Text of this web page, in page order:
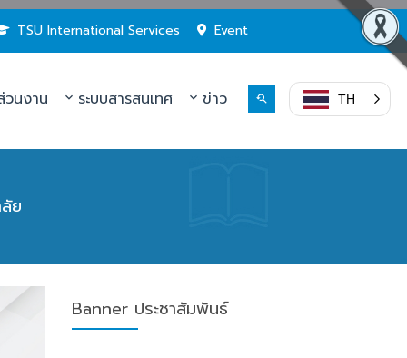
TSU International Services Event
นงาน ระบบสารสนเทศ ข่าว TH
ย
Banner ประชาสัมพันธ์